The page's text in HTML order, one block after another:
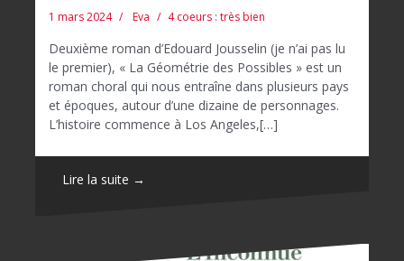
1 mars 2024 Eva 4 coeurs : très bien
Deuxième roman d’Edouard Jousselin (je n’ai pas lu
le premier), « La Géométrie des Possibles » est un
roman choral qui nous entraîne dans plusieurs pays
et époques, autour d’une dizaine de personnages.
L’histoire commence à Los Angeles,[…]
Lire la suite →